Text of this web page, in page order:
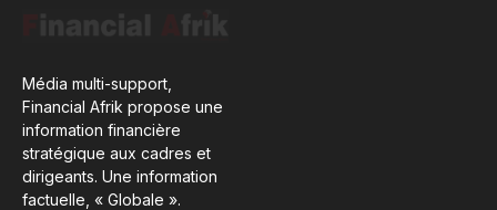
Média multi-support,
Financial Afrik propose une
information financière
stratégique aux cadres et
dirigeants. Une information
factuelle, « Globale ».